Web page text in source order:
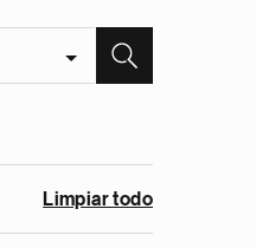
Limpiar todo